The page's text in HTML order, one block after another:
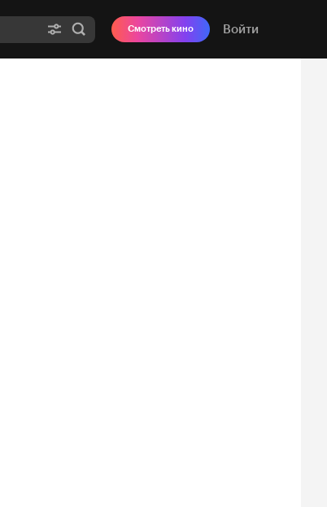
Смотреть кино Войти